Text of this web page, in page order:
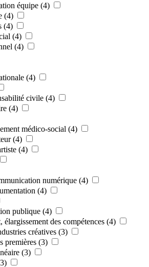
équipe (4)
(4)
(4)
(4)
(4)
(4)
civile (4)
(4)
médico-social (4)
(4)
(4)
numérique (4)
(4)
publique (4)
élargissement des compétences (4)
créatives (3)
premières (3)
(3)